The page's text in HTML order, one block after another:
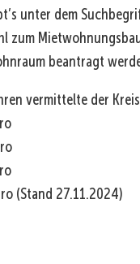
unter dem
zum
beantragt
vermittelte der
(Stand 27.11.2024)